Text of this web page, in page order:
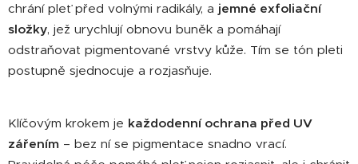
chrání pleť před volnými radikály, a jemné exfoliační
složky, jež urychlují obnovu buněk a pomáhají
odstraňovat pigmentované vrstvy kůže. Tím se tón pleti
postupně sjednocuje a rozjasňuje.
Klíčovým krokem je každodenní ochrana před UV
zářením – bez ní se pigmentace snadno vrací.